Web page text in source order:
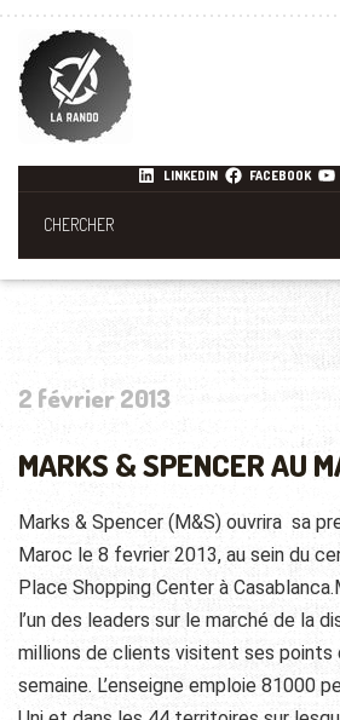
LINKEDIN FACEBOOK
2 février 2013
MARKS & SPENCER AU
Marks & Spencer (M&S) ouvrira sa
Maroc le 8 fevrier 2013, au sein du
Place Shopping Center à
l’un des leaders sur le marché de la
millions de clients visitent ses points
semaine. L’enseigne emploie 81000